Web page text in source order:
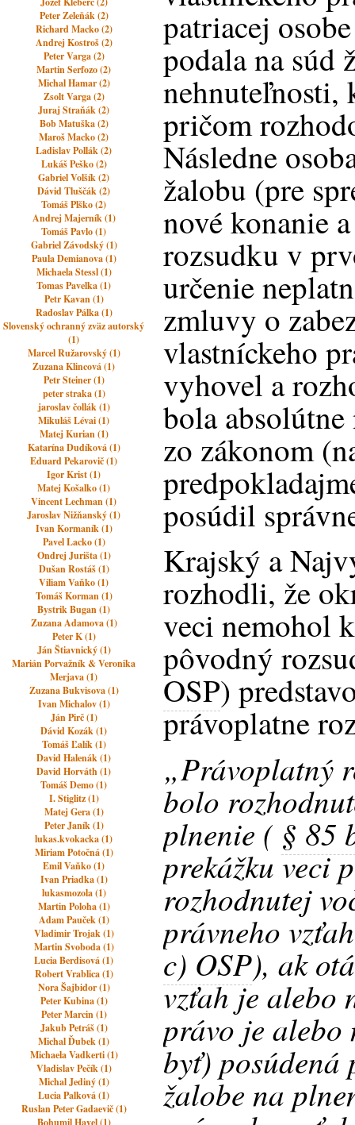
Peter Zeleňák (2)
Richard Macko (2)
Andrej Kostroš (2)
Peter Varga (2)
Martin Serfozo (2)
Michal Hamar (2)
Zsolt Varga (2)
Juraj Straňák (2)
Bob Matuška (2)
Maroš Macko (2)
Ladislav Pollák (2)
Lukáš Peško (2)
Gabriel Volšík (2)
Dávid Tluščák (2)
Tomáš Plško (2)
Andrej Majerník (1)
Tomáš Pavlo (1)
Gabriel Závodský (1)
Paula Demianova (1)
Michaela Stessl (1)
Tomas Pavelka (1)
Petr Kavan (1)
Radoslav Pálka (1)
Slovenský ochranný zväz autorský
(1)
Marcel Ružarovský (1)
Zuzana Klincová (1)
Petr Steiner (1)
peter straka (1)
jaroslav čollák (1)
Mikuláš Lévai (1)
Matej Kurian (1)
Katarína Dudíková (1)
Eduard Pekarovič (1)
Igor Krist (1)
Matej Košalko (1)
Vincent Lechman (1)
Jaroslav Nižňanský (1)
Ivan Kormaník (1)
Pavel Lacko (1)
Ondrej Jurišta (1)
Dušan Rostáš (1)
Viliam Vaňko (1)
Tomáš Korman (1)
Bystrik Bugan (1)
Zuzana Adamova (1)
Peter K (1)
Ján Štiavnický (1)
Marián Porvažník & Veronika
Merjava (1)
Zuzana Bukvisova (1)
Ivan Michalov (1)
Ján Pirč (1)
Dávid Kozák (1)
Tomáš Ľalík (1)
David Halenák (1)
David Horváth (1)
Tomáš Demo (1)
I. Stiglitz (1)
Matej Gera (1)
Peter Janík (1)
lukas.kvokacka (1)
Miriam Potočná (1)
Emil Vaňko (1)
Ivan Priadka (1)
lukasmozola (1)
Martin Poloha (1)
Adam Pauček (1)
Vladimir Trojak (1)
Martin Svoboda (1)
Lucia Berdisová (1)
Robert Vrablica (1)
Nora Šajbidor (1)
Peter Kubina (1)
Peter Marcin (1)
Jakub Petráš (1)
Michal Ďubek (1)
Michaela Vadkerti (1)
Vladislav Pečík (1)
Michal Jediný (1)
Lucia Palková (1)
Ruslan Peter Gadaevič (1)
Bohumil Havel (1)
patriacej
podala na súd
nehnuteľnosti,
pričom
Následne
žalobu (pre
nové konanie
rozsudku v
určenie
zmluvy o
vlastníckeho
vyhovel a
bola
zo zákonom
posúdil
Krajský a
rozhodli, že
veci nemohol
pôvodný
OSP)
právoplatne
„Právoplatný
bolo
plnenie ( § 85
prekážku veci
rozhodnutej
právneho
c) OSP), ak
vzťah je alebo
právo je alebo
byť)
žalobe na